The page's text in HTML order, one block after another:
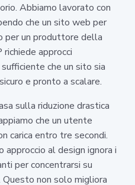
Abbiamo lavorato con
che un sito web per
per un produttore della
richiede approcci
che un sito sia
e pronto a scalare.
sulla riduzione drastica
che un utente
carica entro tre secondi.
al design ignora i
per concentrarsi su
non solo migliora